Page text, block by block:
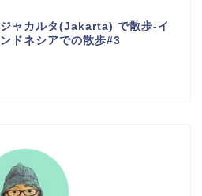
ジャカルタ(Jakarta) で散歩-イ
ンドネシアでの散歩#3